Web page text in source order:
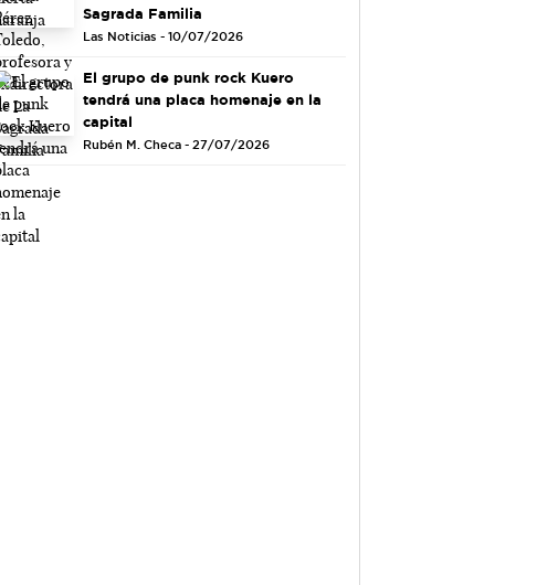
Sagrada Familia
Las Noticias - 10/07/2026
El grupo de punk rock Kuero
tendrá una placa homenaje en la
capital
Rubén M. Checa - 27/07/2026